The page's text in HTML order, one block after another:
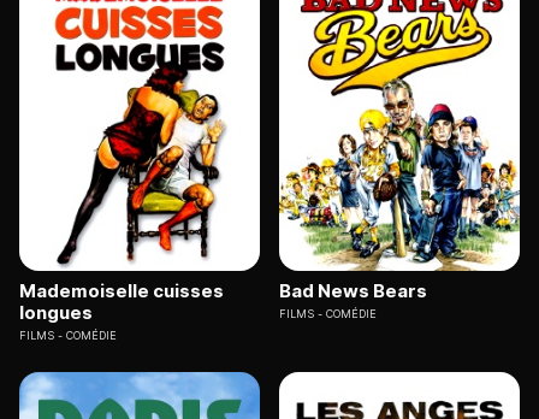
Mademoiselle cuisses
longues
FILMS COMÉDIE
Bad News Bears
FILMS COMÉDIE